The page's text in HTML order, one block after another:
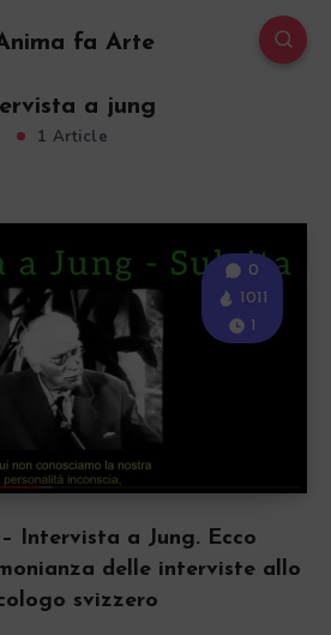
fa Arte
a jung
1 Article
Intervista a Jung. Ecco
delle interviste allo
svizzero
0
1011
1